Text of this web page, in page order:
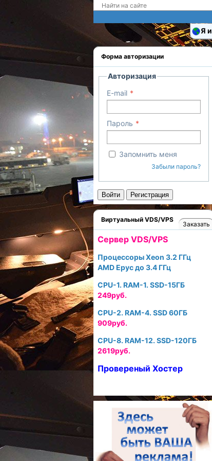
Я и
Форма авторизации
Авторизация
E-mail
Пароль
Запомнить меня
Забыли пароль?
Войти Регистрация
Виртуальный VDS/VPS
Заказать
Cервер VDS/VPS
Процессоры Xeon 3.2 ГГц
AMD Epyc до 3.4 ГГц
CPU-1. RAM-1. SSD-15ГБ
249руб.
CPU-2. RAM-4. SSD 60ГБ
909руб.
CPU-8. RAM-12. SSD-120ГБ
2619руб.
Провереный Хостер